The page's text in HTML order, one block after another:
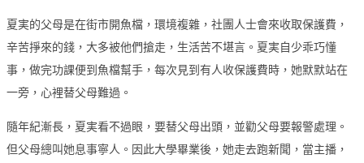
夏実的父母是在街市開魚檔，環境複雜，社團人士會來收取保護費，
辛苦掙來的錢，大多被他們搶走，生活苦不堪言。夏実自少乖巧懂
事，做完功課便到魚檔幫手，每次見到有人收保護費時，她默默站在
一旁，心裡替父母難過。
隨年紀漸長，夏実看不過眼，要替父母出頭，並勸父母要報警處理。
但父母總叫她息事寧人。因此大學畢業後，她走去跑新聞，當主播，